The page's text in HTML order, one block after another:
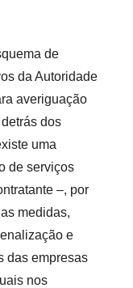
de
da Autoridade
averiguação
dos
uma
de serviços
–, por
medidas,
e
das empresas
nos